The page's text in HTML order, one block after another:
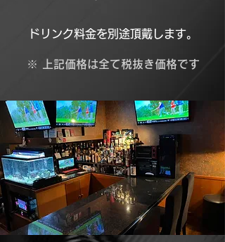
ドリンク料金を別途頂戴します。
※ 上記価格は全て税抜き価格です